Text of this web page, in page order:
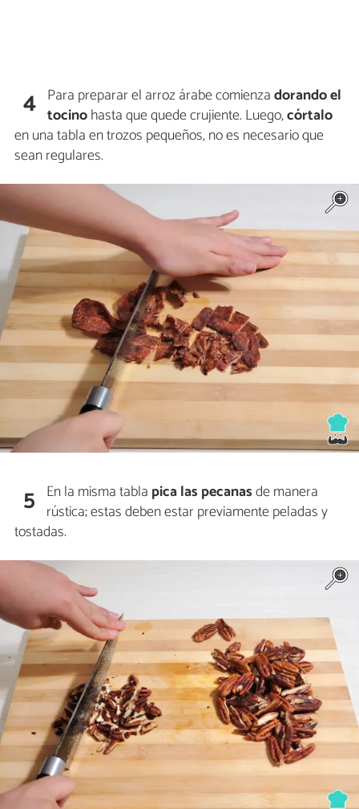
4 Para preparar el arroz árabe comienzadorando el
tocinohasta que quede crujiente. Luego,córtalo
en una tabla en trozos pequeños, no es necesario que
sean regulares.
5 En la misma tabla pica las pecanasde manera
rústica; estas deben estar previamente peladas y
tostadas.